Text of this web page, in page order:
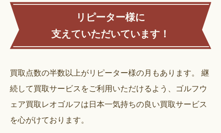
リピーター様に
支えていただいています！
買取点数の半数以上がリピーター様の月もあります。
継
続して買取サービスをご利用いただけるよう、ゴルフウ
ェア買取レオゴルフは日本一気持ちの良い買取サービス
を心がけております。